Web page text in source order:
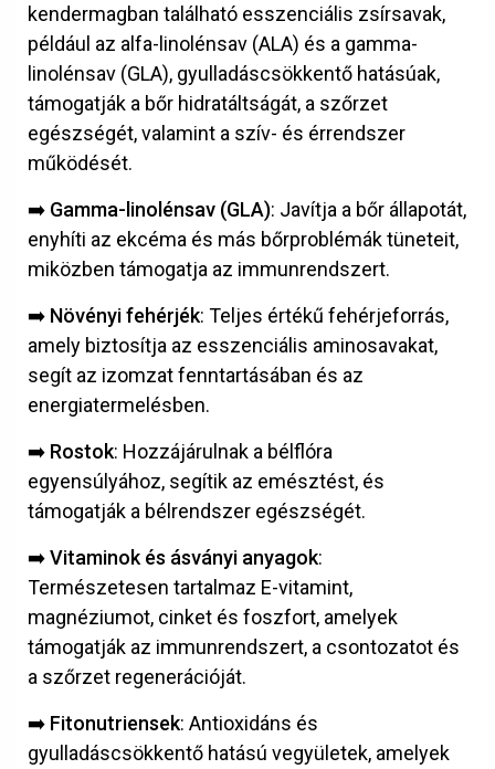
kendermagban található esszenciális zsírsavak,
például az alfa-linolénsav (ALA) és a gamma-
linolénsav (GLA), gyulladáscsökkentő hatásúak,
támogatják a bőr hidratáltságát, a szőrzet
egészségét, valamint a szív- és érrendszer
működését.
➡️ Gamma-linolénsav (GLA): Javítja a bőr állapotát,
enyhíti az ekcéma és más bőrproblémák tüneteit,
miközben támogatja az immunrendszert.
➡️ Növényi fehérjék: Teljes értékű fehérjeforrás,
amely biztosítja az esszenciális aminosavakat,
segít az izomzat fenntartásában és az
energiatermelésben.
➡️ Rostok: Hozzájárulnak a bélflóra
egyensúlyához, segítik az emésztést, és
támogatják a bélrendszer egészségét.
➡️Vitaminok és ásványi anyagok:
Természetesen tartalmaz E-vitamint,
magnéziumot, cinket és foszfort, amelyek
támogatják az immunrendszert, a csontozatot és
a szőrzet regenerációját.
➡️ Fitonutriensek: Antioxidáns és
gyulladáscsökkentő hatású vegyületek, amelyek